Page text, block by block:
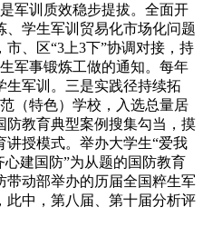
军训质效稳步提拔。全面开
、学生军训贸易化市场化问题
、区“3上3下”协调对接，持
军事锻炼工做的通知。每年
生军训。三是实践径持续拓
（特色）学校，入选总量居
防教育典型案例搜集勾当，摸
授模式。举办大学生“爱我
心建国防”为从题的国防教育
带动部举办的历届全国粹生军
此中，第八届、第十届分析评